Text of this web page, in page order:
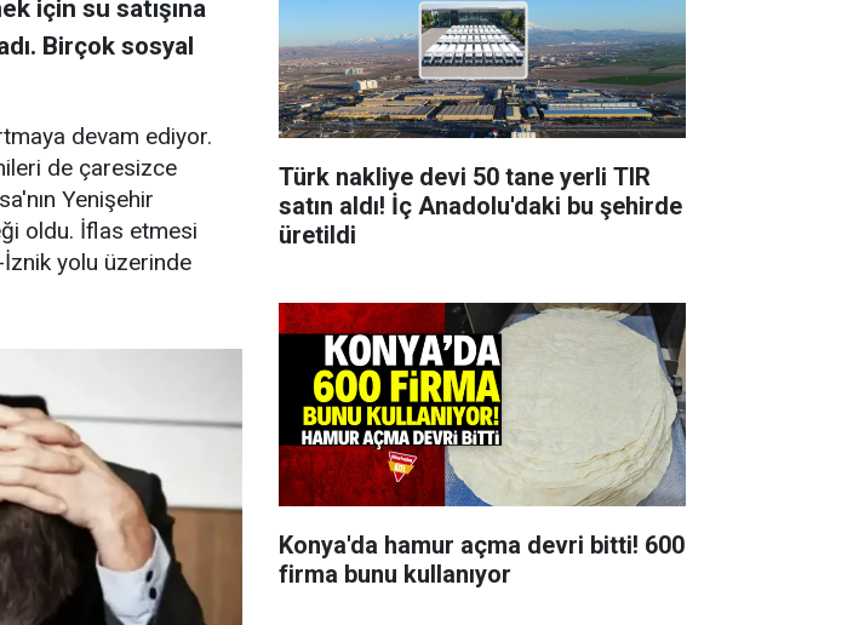
için su satışına
Birçok sosyal
devam ediyor.
de çaresizce
Yenişehir
oldu. İflas etmesi
İznik yolu üzerinde
Türk nakliye devi 50 tane yerli TIR
satın aldı! İç Anadolu'daki bu şehirde
üretildi
Konya'da hamur açma devri bitti! 600
firma bunu kullanıyor